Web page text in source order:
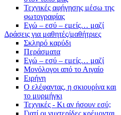
Τεχνικές αφήγησης μέσω της
φωτογραφίας
Εγώ – εσύ – εμείς… μαζί
Δράσεις για μαθητές/μαθήτριες
Σκληρό καρύδι
Περάσματα
Εγώ – εσύ – εμείς… μαζί
Μονόλογοι από το Αιγαίο
Ειρήνη
Ο ελέφαντας, η σκιουρίνα και
το μυρμήγκι
Τεχνικές - Κι αν ήσουν εσύ;
Γιατί οι νυχτερίδες κρέμονται